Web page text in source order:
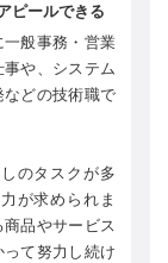
ピールできる
般事務・営業
や、システム
どの技術職で
のタスクが多
が求められま
品やサービス
て努力し続け